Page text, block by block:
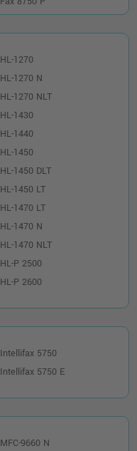
HL-1270
HL-1270 N
HL-1270 NLT
HL-1430
HL-1440
HL-1450
HL-1450 DLT
HL-1450 LT
HL-1470 LT
HL-1470 N
HL-1470 NLT
HL-P 2500
HL-P 2600
Intellifax 5750
Intellifax 5750 E
MFC-9660 N